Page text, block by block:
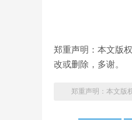
郑重声明：本文版
改或删除，多谢。
郑重声明：本文版